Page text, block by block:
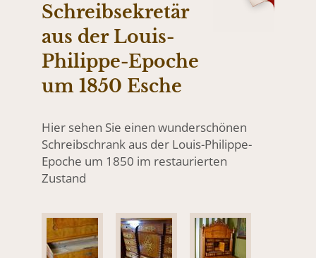
Schreibsekretär
aus der Louis-
Philippe-Epoche
um 1850 Esche
Hier sehen Sie einen wunderschönen
Schreibschrank aus der Louis-Philippe-
Epoche um 1850 im restaurierten
Zustand